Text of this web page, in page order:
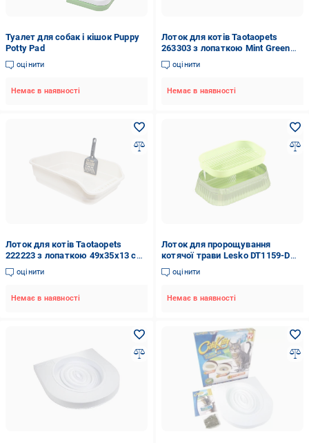
Туалет для собак і кішок Puppy
Potty Pad
оцінити
Немає в наявності
Лоток для котів Taotaopets
263303 з лопаткою Mint Green
(31457469)
оцінити
Немає в наявності
Лоток для котів Taotaopets
222223 з лопаткою 49х35х13 см
White (31457458)
оцінити
Немає в наявності
Лоток для пророщування
котячої трави Lesko DT1159-D
Світло-зелений (31457546)
оцінити
Немає в наявності